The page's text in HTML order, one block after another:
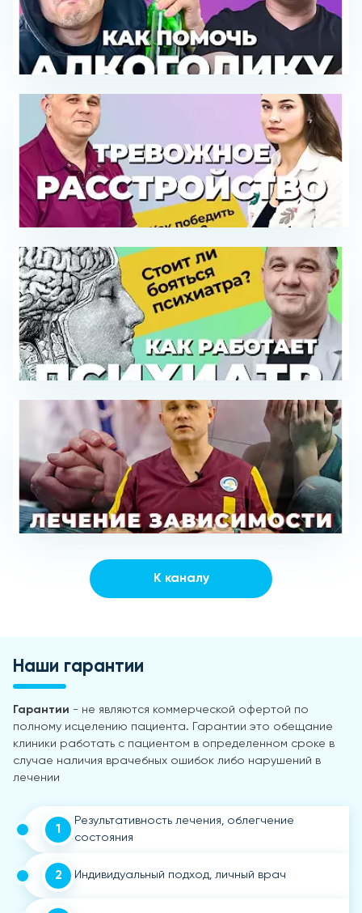
К каналу
Наши гарантии
Гарантии - не являются коммерческой офертой по
полному исцелению пациента. Гарантии это обещание
клиники работать с пациентом в определенном сроке в
случае наличия врачебных ошибок либо нарушений в
лечении
1
Результативность лечения, облегчение
состояния
2 Индивидуальный подход, личный врач